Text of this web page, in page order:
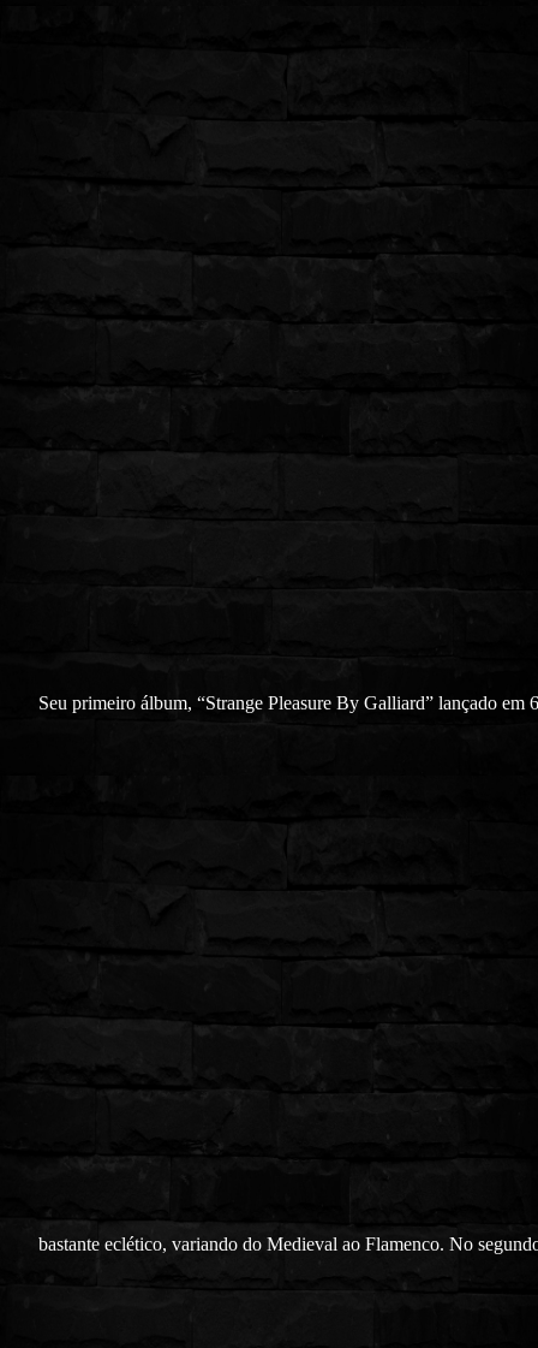
Seu primeiro álbum, “Strange Pleasure By Galliard” lançado em
bastante eclético, variando do Medieval ao Flamenco. No